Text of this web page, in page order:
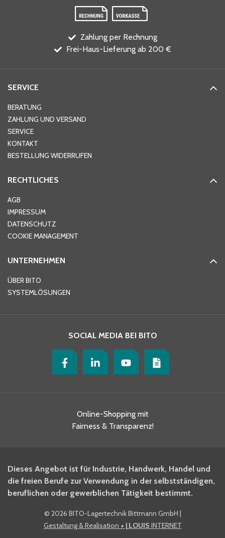
Zahlung per Rechnung
Frei-Haus-Lieferung ab 200 €
SERVICE
BERATUNG
ZAHLUNG UND VERSAND
SERVICE
KONTAKT
BESTELLUNG WIDERRUFEN
RECHTLICHES
AGB
IMPRESSUM
DATENSCHUTZ
COOKIE MANAGEMENT
UNTERNEHMEN
ÜBER BITO
SYSTEMLÖSUNGEN
SOCIAL MEDIA BEI BITO
Online-Shopping mit
Fairness & Transparenz!
Dieses Angebot ist für Industrie, Handwerk, Handel und
die freien Berufe zur Verwendung in der selbstständigen,
beruflichen oder gewerblichen Tätigkeit bestimmt.
© 2026 BITO-Lagertechnik Bittmann GmbH |
Gestaltung & Realisation + | LOUIS INTERNET